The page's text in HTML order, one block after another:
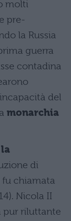
molti
pre-
la Russia
guerra
contadina
del
monarchia
di
fu chiamata
Nicola II
pur riluttante